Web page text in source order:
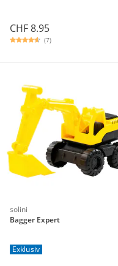
CHF 8.95
(7)
solini
Bagger Expert
Exklusiv